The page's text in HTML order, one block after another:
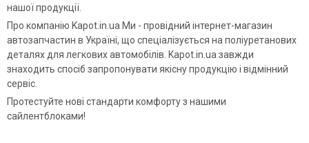
нашої продукції.
Про компанію Kapot.in.ua Ми - провідний інтернет-магазин
автозапчастин в Україні, що спеціалізується на поліуретанових
деталях для легкових автомобілів. Kapot.in.ua завжди
знаходить спосіб запропонувати якісну продукцію і відмінний
сервіс.
Протестуйте нові стандарти комфорту з нашими
сайлентблоками!